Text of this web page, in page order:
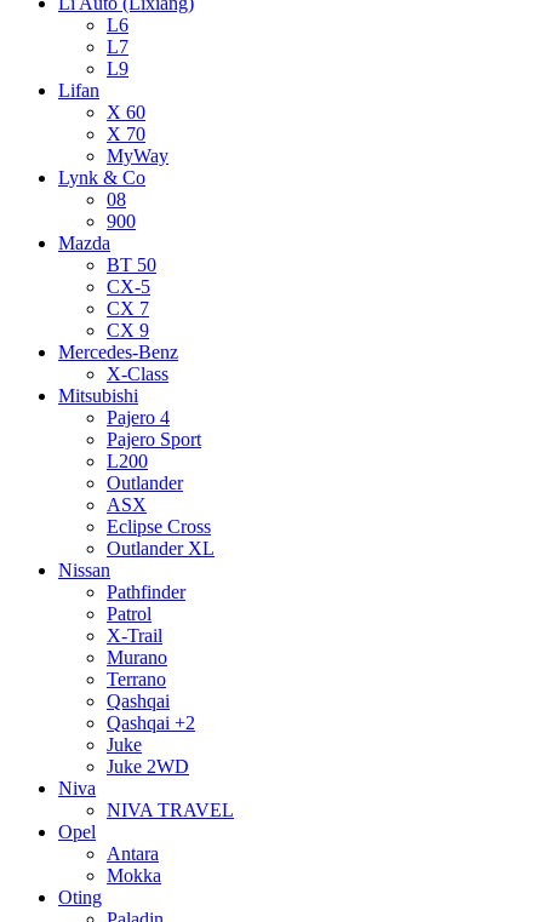
L6
L7
L9
Lifan
X 60
X 70
MyWay
Lynk & Co
08
900
Mazda
BT 50
CX-5
CX 7
CX 9
Mercedes-Benz
X-Class
Mitsubishi
Pajero 4
Pajero Sport
L200
Outlander
ASX
Eclipse Cross
Outlander XL
Nissan
Pathfinder
Patrol
X-Trail
Murano
Terrano
Qashqai
Qashqai +2
Juke
Juke 2WD
Niva
NIVA TRAVEL
Opel
Antara
Mokka
Oting